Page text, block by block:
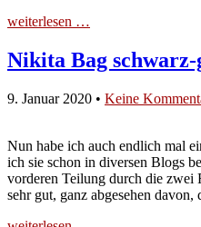
weiterlesen …
Nikita Bag
9. Januar 2020 • Keine
Nun habe ich auch endlich mal
ich sie schon in diversen Blogs
vorderen Teilung durch die zwei
sehr gut, ganz abgesehen